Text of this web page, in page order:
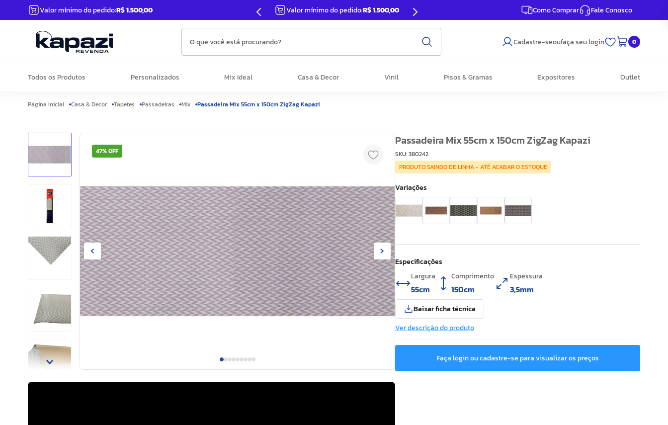
Valor mínimo do pedido:R$ 1.500,00 Valor mínimo do pedido:R$ 1.500,00 Como Comprar Fale Conosco
O que você está procurando?
Cadastre-seoufaça seu login 0
Todos os Produtos Personalizados Mix Ideal Casa & Decor Vinil Pisos & Gramas Expositores Outlet
Casa & Decor Tapetes Passadeiras Mix Passadeira Mix 55cm x 150cm ZigZag Kapazi
47%OFF
Passadeira Mix 55cm x 150cm ZigZag Kapazi
SKU:380242
PRODUTO SAINDO DE LINHA - ATÉ ACABAR O ESTOQUE
Especificações
Largura
55cm
Comprimento
150cm
Espessura
3,5mm
Baixar ficha técnica
Ver descrição do produto
Faça login ou cadastre-se para visualizar os preços